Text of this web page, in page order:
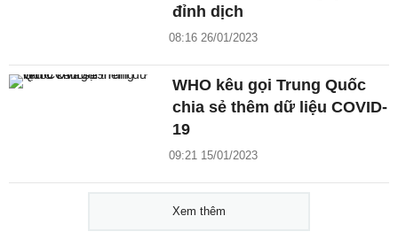
đỉnh dịch
08:16 26/01/2023
WHO kêu gọi Trung Quốc
chia sẻ thêm dữ liệu COVID-
19
09:21 15/01/2023
Xem thêm